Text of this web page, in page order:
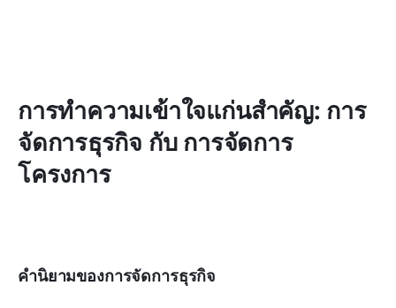
การทำความเข้าใจแก่นสำคัญ: การ
จัดการธุรกิจ กับ การจัดการ
โครงการ
คำนิยามของการจัดการธุรกิจ